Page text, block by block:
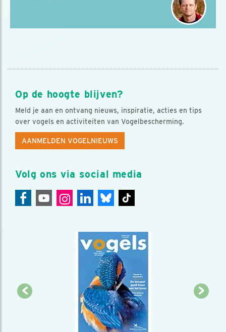
Op de hoogte blijven?
Meld je aan en ontvang nieuws, inspiratie, acties en tips
over vogels en activiteiten van Vogelbescherming.
AANMELDEN VOGELNIEUWS
Volg ons via social media